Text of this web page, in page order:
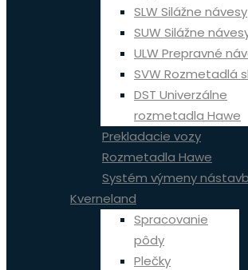
SLW Silážne návesy
SUW Silážne
ULW Prepravné
SVW Rozmetadlá
DST Univerzálne
rozmetadla Hawe
Prekladacie vozy
Rozmetadla Hawe
Systém výmeny
Kverneland
Spracovanie
pôdy
Plečky